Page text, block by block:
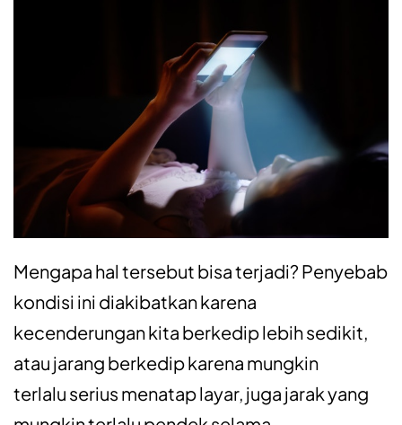
Mengapa hal tersebut bisa terjadi? Penyebab
kondisi ini diakibatkan karena
kecenderungan kita berkedip lebih sedikit,
atau jarang berkedip karena mungkin
terlalu serius menatap layar, juga jarak yang